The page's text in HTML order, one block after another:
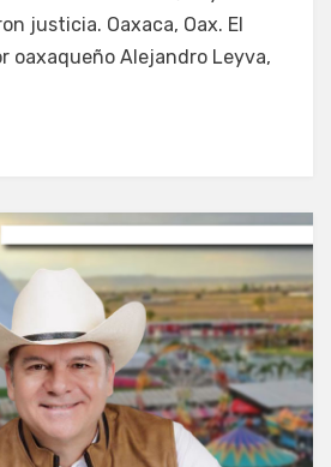
justicia. Oaxaca, Oax. El
oaxaqueño Alejandro Leyva,